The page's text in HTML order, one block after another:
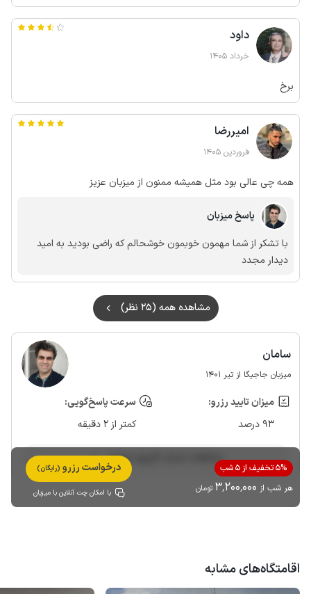
داود
خرداد 1405
برخ
امیررضا
فروردین 1405
همه چی عالی بود مثل همیشه ممنون از میزبان عزیز
پاسخ میزبان
با تشکر از شما مهمون خوبمون خوشحالم که راضی بودید به امید
دیدار مجدد
مشاهده همه (25 نظر)
سامان
میزبان جاجیگا از تیر 1401
میزان تایید رزرو:
93 درصد
سرعت پاسخ‌گویی:
کمتر از 2 دقیقه
مشاهده حساب کاربری میزبان
5% تخفیف از 5 شب
هر شب از 3٬200٬000 تومان
درخواست رزرو (رایگان)
با امکان چت آنلاین با میزبان
اقامتگاه‌های مشابه